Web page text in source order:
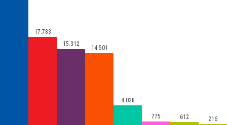
17.783
15.312
14.501
4.028
775 612 216